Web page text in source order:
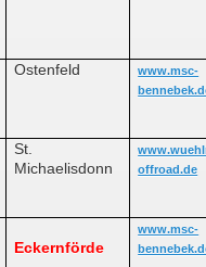
Ostenfeld
www.msc-
St.
Michaelisdonn
offroad.de
Eckernförde
www.msc-